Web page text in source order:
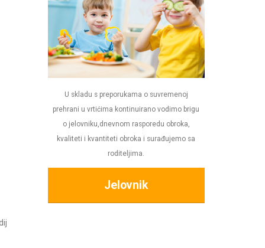
U skladu s preporukama o suvremenoj
prehrani u vrtićima kontinuirano vodimo brigu
o jelovniku,dnevnom rasporedu obroka,
kvaliteti i kvantiteti obroka i surađujemo sa
roditeljima.
Jelovnik